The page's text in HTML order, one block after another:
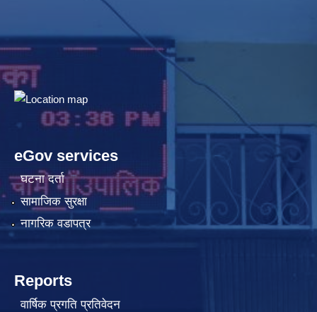
eGov services
घटना दर्ता
सामाजिक सुरक्षा
नागरिक वडापत्र
Reports
वार्षिक प्रगति प्रतिवेदन